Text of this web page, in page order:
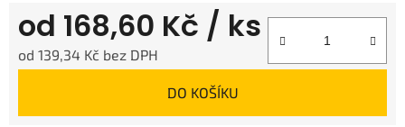
od 168,60 Kč / ks
od 139,34 Kč bez DPH
DO KOŠÍKU